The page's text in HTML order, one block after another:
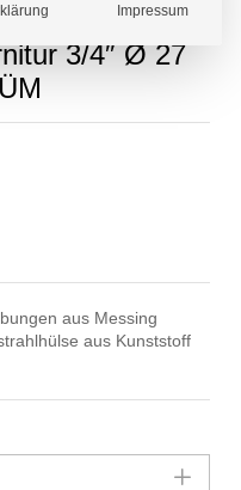
3/4″ Ø 27
aus Messing
aus Kunststoff
Impressum